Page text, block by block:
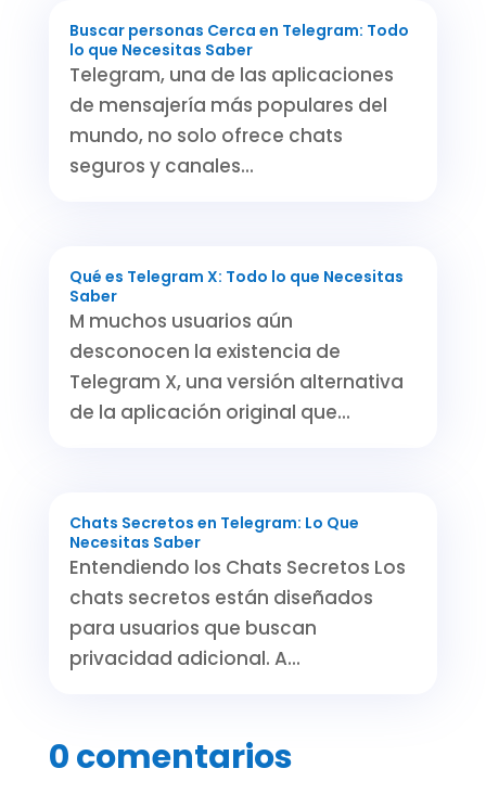
Buscar personas Cerca en Telegram: Todo
lo que Necesitas Saber
Telegram, una de las aplicaciones
de mensajería más populares del
mundo, no solo ofrece chats
seguros y canales...
Qué es Telegram X: Todo lo que Necesitas
Saber
M muchos usuarios aún
desconocen la existencia de
Telegram X, una versión alternativa
de la aplicación original que...
Chats Secretos en Telegram: Lo Que
Necesitas Saber
Entendiendo los Chats Secretos Los
chats secretos están diseñados
para usuarios que buscan
privacidad adicional. A...
0 comentarios